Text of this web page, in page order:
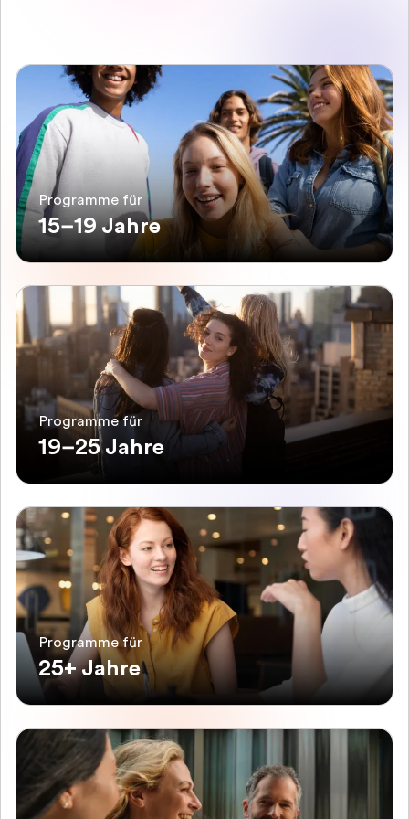
Programme für
15–19 Jahre
Programme für
19–25 Jahre
Programme für
25+ Jahre